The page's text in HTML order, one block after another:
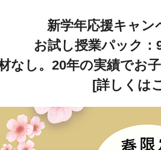
新学年応援キャン
お試し授業パック：
なし。20年の実績でお
[詳しくは